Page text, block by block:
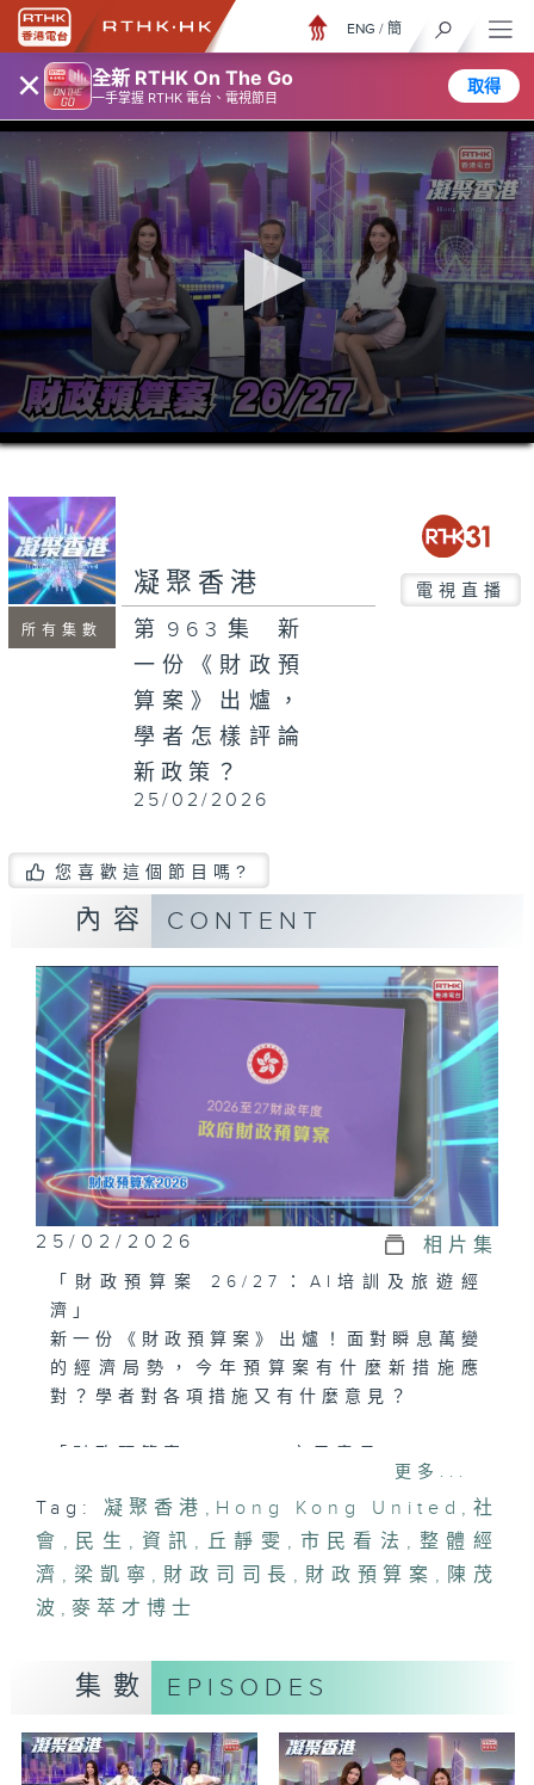
× 全新 RTHK On The Go
一手掌握 RTHK 電台、電視節目
取得
ENG / 簡
0
seconds
minutes,
7
seconds
所有集數
凝聚香港 電視直播
第963集 新
一份《財政預
算案》出爐，
學者怎樣評論
新政策？
25/02/2026
您喜歡這個節目嗎?
內容 CONTENT
25/02/2026 相片集
「財政預算案 26/27：AI培訓及旅遊經
濟」
新一份《財政預算案》出爐！面對瞬息萬變
的經濟局勢，今年預算案有什麼新措施應
對？學者對各項措施又有什麼意見？
財政司司長陳茂波發表新一份財政預算案，
市民有何看法？
「財政預算案 26/27」
財政司司長陳茂波發表新一份財政預算案。
財赤、派糖及公務員開支等作出評論。
更多...
Tag: 凝聚香港 , Hong Kong United , 社
會 , 民生 , 資訊 , 丘靜雯 , 市民看法 , 整體經
濟 , 梁凱寧 , 財政司司長 , 財政預算案 , 陳茂
波 ,麥萃才博士
集數 EPISODES